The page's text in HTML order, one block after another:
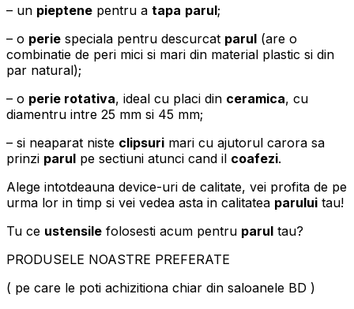
– un pieptene pentru a tapa parul;
– o perie speciala pentru descurcat parul (are o
combinatie de peri mici si mari din material plastic si din
par natural);
– o perie rotativa, ideal cu placi din ceramica, cu
diamentru intre 25 mm si 45 mm;
– si neaparat niste clipsuri mari cu ajutorul carora sa
prinzi parul pe sectiuni atunci cand il coafezi.
Alege intotdeauna device-uri de calitate, vei profita de pe
urma lor in timp si vei vedea asta in calitatea parului tau!
Tu ce ustensile folosesti acum pentru parul tau?
PRODUSELE NOASTRE PREFERATE
( pe care le poti achizitiona chiar din saloanele BD )